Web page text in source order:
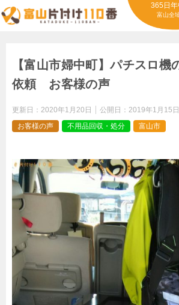
365日
富山全
【富山市婦中町】パチスロ機
依頼 お客様の声
更新日： 2020年1月20日 公開日： 2019年1月15日
お客様の声
不用品回収・処分 富山市